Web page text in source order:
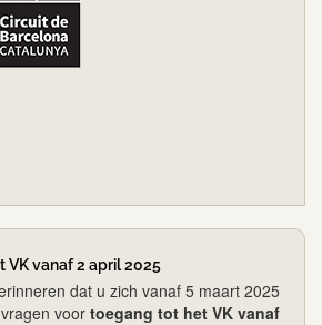
VK vanaf 2 april 2025
dat u zich vanaf 5 maart 2025
voor toegang tot het VK vanaf